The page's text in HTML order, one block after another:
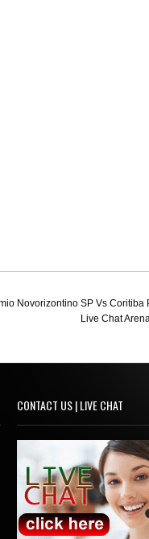
Novorizontino SP Vs Coritiba
Live Chat
CONTACT US | LIVE CHAT